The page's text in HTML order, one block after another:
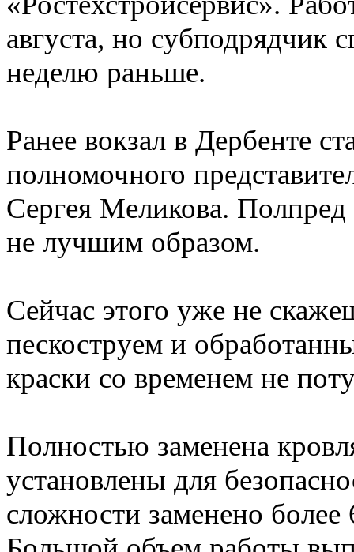
августа, но субподрядчик
неделю раньше.
Ранее вокзал в Дербенте
полномочного
Сергея Меликова. Полпред
не лучшим образом.
Сейчас этого уже не
пескоструем и
краски со временем не
Полностью заменена
установлены для
сложности заменено